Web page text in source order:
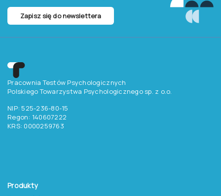
Zapisz się do newslettera
Pracownia Testów Psychologicznych
Polskiego Towarzystwa Psychologicznego sp. z o.o.
NIP: 525-236-80-15
Regon: 140607222
KRS: 0000259763
Produkty